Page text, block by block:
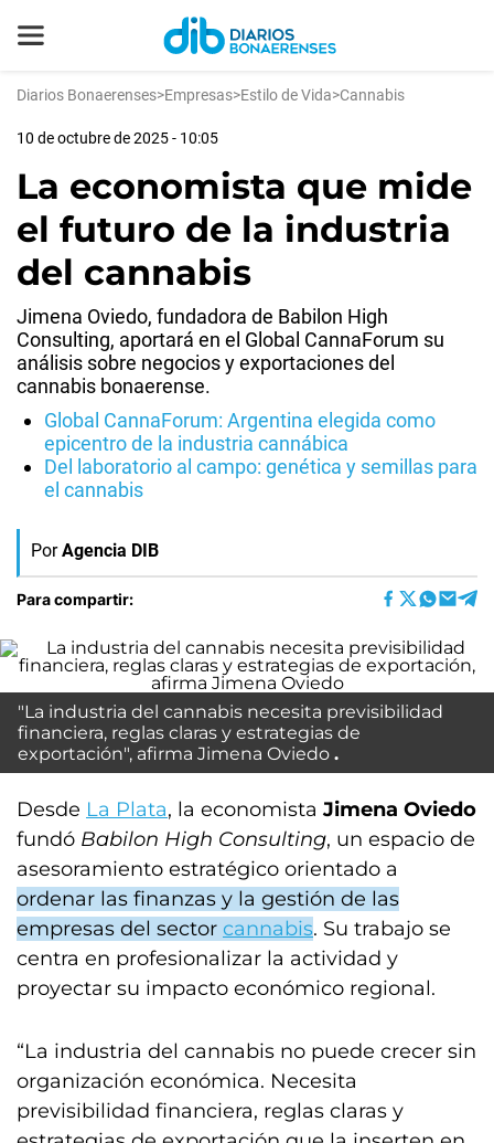
Diarios Bonaerenses>Empresas>Estilo de Vida>Cannabis
10 de octubre de 2025 - 10:05
La economista que mide
el futuro de la industria
del cannabis
Jimena Oviedo, fundadora de Babilon High
Consulting, aportará en el Global CannaForum su
análisis sobre negocios y exportaciones del
cannabis bonaerense.
Global CannaForum: Argentina elegida como
epicentro de la industria cannábica
Del laboratorio al campo: genética y semillas para
el cannabis
Por Agencia DIB
Para compartir:
"La industria del cannabis necesita previsibilidad
financiera, reglas claras y estrategias de
exportación", afirma Jimena Oviedo
Desde La Plata, la economista Jimena Oviedo
fundó Babilon High Consulting, un espacio de
asesoramiento estratégico orientado a
ordenar las finanzas y la gestión de las
empresas del sector cannabis. Su trabajo se
centra en profesionalizar la actividad y
proyectar su impacto económico regional.
“La industria del cannabis no puede crecer sin
organización económica. Necesita
previsibilidad financiera, reglas claras y